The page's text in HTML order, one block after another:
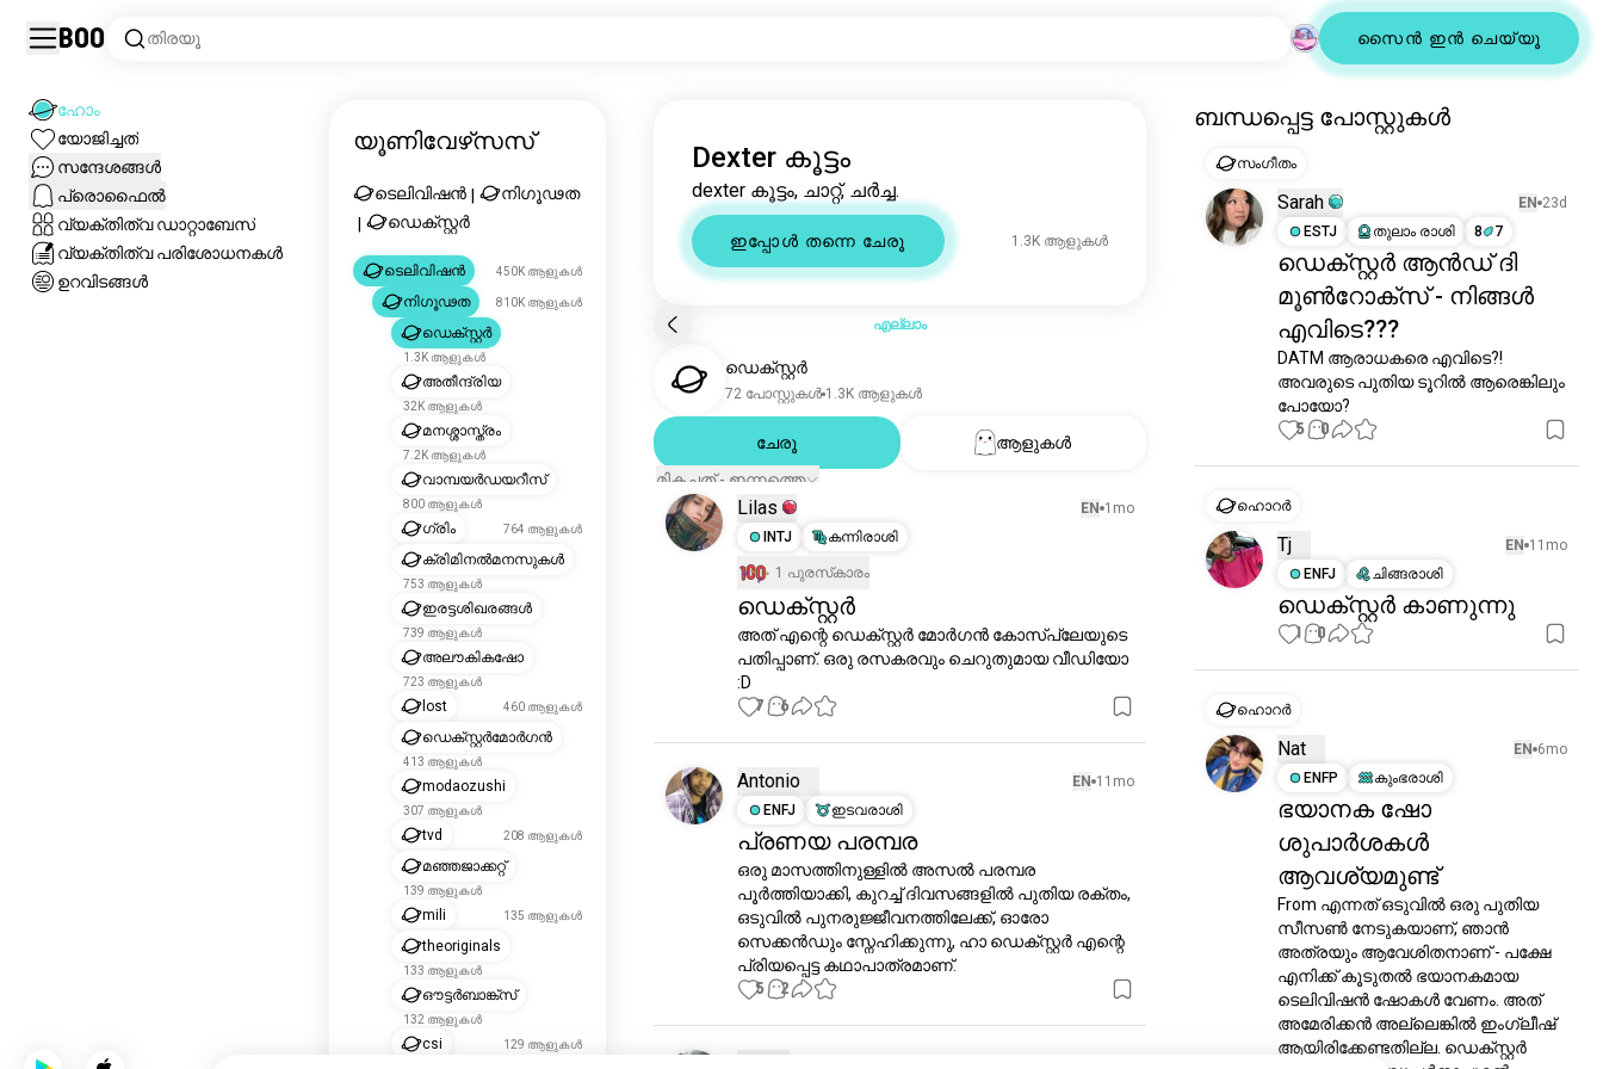
Boo തിരയൂ സൈൻ ഇൻ ചെയ്യൂ
ഹോം
യോജിച്ചത്
സന്ദേശങ്ങൾ
പ്രൊഫൈൽ
വ്യക്തിത്വ ഡാറ്റാബേസ്
വ്യക്തിത്വ പരിശോധനകൾ
ഉറവിടങ്ങൾ
യൂണിവേഴ്‌സസ്
ടെലിവിഷൻ
നിഗൂഢത
ഡെക്സ്റ്റർ
ടെലിവിഷൻ 450K ആളുകൾ
നിഗൂഢത 810K ആളുകൾ
ഡെക്സ്റ്റർ
1.3K ആളുകൾ
അതീന്ദ്രിയ
32K ആളുകൾ
മനശ്ശാസ്ത്രം
7.2K ആളുകൾ
വാമ്പയർഡയറീസ്
800 ആളുകൾ
ഗ്രിം 764 ആളുകൾ
ക്രിമിനൽമനസുകൾ
753 ആളുകൾ
ഇരട്ടശിഖരങ്ങൾ
739 ആളുകൾ
അലൗകികഷോ
723 ആളുകൾ
lost 460 ആളുകൾ
ഡെക്സ്റ്റർമോർഗൻ
413 ആളുകൾ
modaozushi
307 ആളുകൾ
tvd 208 ആളുകൾ
മഞ്ഞജാക്കറ്റ്
139 ആളുകൾ
mili 135 ആളുകൾ
theoriginals
133 ആളുകൾ
ഔട്ടർബാങ്ക്സ്
132 ആളുകൾ
csi 129 ആളുകൾ
Dexter കൂട്ടം
dexter കൂട്ടം, ചാറ്റ്, ചർച്ച.
ഇപ്പോൾ തന്നെ ചേരൂ 1.3K ആളുകൾ
എല്ലാം
ഡെക്സ്റ്റർ
72 പോസ്റ്റുകൾ 1.3K ആളുകൾ
ചേരൂ
ആളുകൾ
മികച്ചത് - ഇന്നത്തെ
Lilas EN 1mo
INTJ
കന്നിരാശി
1 പുരസ്‌കാരം
ഡെക്സ്റ്റർ
അത് എന്റെ ഡെക്സ്റ്റർ മോർഗൻ കോസ്പ്ലേയുടെ
പതിപ്പാണ്. ഒരു രസകരവും ചെറുതുമായ വീഡിയോ
:D
7 6
Antonio EN 11mo
ENFJ
ഇടവരാശി
പ്രണയ പരമ്പര
ഒരു മാസത്തിനുള്ളിൽ അസൽ പരമ്പര
പൂർത്തിയാക്കി, കുറച്ച് ദിവസങ്ങളിൽ പുതിയ രക്തം,
ഒടുവിൽ പുനരുജ്ജീവനത്തിലേക്ക്, ഓരോ
സെക്കൻഡും സ്നേഹിക്കുന്നു, ഹാ ഡെക്സ്റ്റർ എന്റെ
പ്രിയപ്പെട്ട കഥാപാത്രമാണ്.
5 2
ബന്ധപ്പെട്ട പോസ്റ്റുകൾ
സംഗീതം
Sarah EN 23d
ESTJ
തുലാം രാശി 8 7
ഡെക്സ്റ്റർ ആൻഡ് ദി
മൂൺറോക്സ് - നിങ്ങൾ
എവിടെ???
DATM ആരാധകരെ എവിടെ?!
അവരുടെ പുതിയ ടൂറിൽ ആരെങ്കിലും
പോയോ?
5 0
ഹൊറർ
Tj EN 11mo
ENFJ
ചിങ്ങരാശി
ഡെക്സ്റ്റർ കാണുന്നു
1 0
ഹൊറർ
Nat EN 6mo
ENFP
കുംഭരാശി
ഭയാനക ഷോ
ശുപാർശകൾ
ആവശ്യമുണ്ട്
From എന്നത് ഒടുവിൽ ഒരു പുതിയ
സീസൺ നേടുകയാണ്, ഞാൻ
അത്രയും ആവേശിതനാണ് - പക്ഷേ
എനിക്ക് കൂടുതൽ ഭയാനകമായ
ടെലിവിഷൻ ഷോകൾ വേണം. അത്
അമേരിക്കൻ അല്ലെങ്കിൽ ഇംഗ്ലീഷ്
ആയിരിക്കേണ്ടതില്ല. ഡെക്സ്റ്റർ